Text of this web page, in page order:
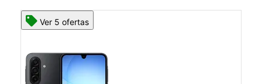
Ver 5 ofertas